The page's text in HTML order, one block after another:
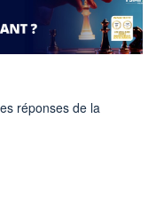
réponses de la